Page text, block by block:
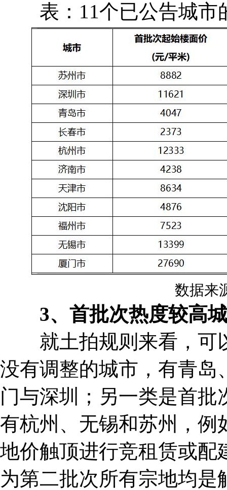
表：11个已公告城市
数据来
3、首批次热度较高
就土拍规则来看，可
没有调整的城市，有青岛
门与深圳；另一类是首
有杭州、无锡和苏州，例
地价触顶进行竞租赁或配
为第二批次所有宗地均